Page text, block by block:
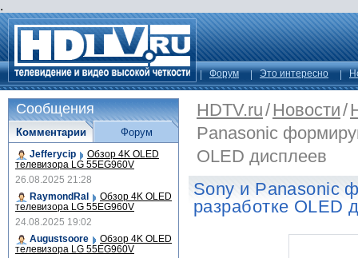
.
Форум Это интересно
HDTV.ru/Новости/
Panasonic
OLED дисплеев
Sony и Panasonic
разработке OLED
Сообщения
Комментарии
Jefferycip Обзор 4K OLED
телевизора LG 55EG960V
26.08.2025 21:28
RaymondRal
Обзор 4K OLED
телевизора LG 55EG960V
24.08.2025 19:02
Augustsoore
Обзор 4K OLED
телевизора LG 55EG960V
Форум